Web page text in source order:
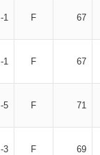
-1 F 67
-1 F 67
-5 F 71
-3 F 69